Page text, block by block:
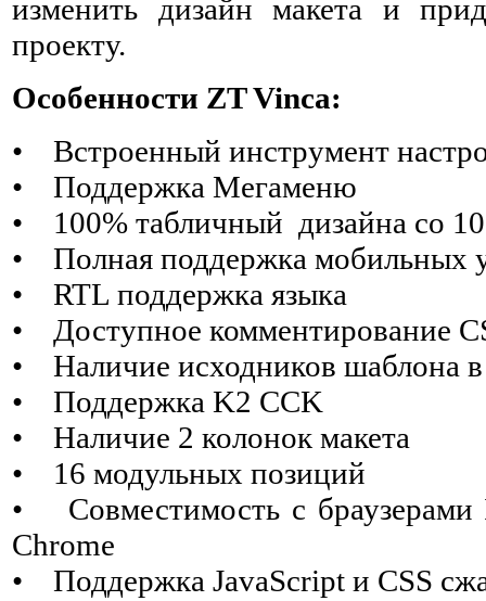
изменить дизайн макета и
проекту.
Особенности ZT Vinca:
• Встроенный инструмент
• Поддержка Мегаменю
• 100% табличный дизайна со
• Полная поддержка мобильных
• RTL поддержка языка
• Доступное комментирование
• Наличие исходников шаблона
• Поддержка K2 CCK
• Наличие 2 колонок макета
• 16 модульных позиций
• Совместимость с
Chrome
• Поддержка JavaScript и CSS